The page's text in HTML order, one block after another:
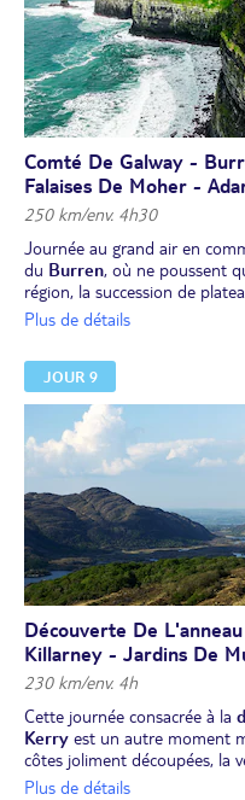
Comté De Galway -
Falaises De Moher -
250 km/env. 4h30
Journée au grand air en
du Burren, où ne poussent
région, la succession de
à des paysages quasi
alimentaire. Au programme :
démonstration du processus
dans le temps en suivant le
aussi connu sous le nom de
feasa” en gaélique. Puis,
gigantesque soulèvement
fait face à la mer.
Déjeuner.
Après le repas, départ pour le
avec ses maisons aux toits de
Installation pour 2 nuits dans
Dîner. Nuit à l'hôtel.
Plus de détails
JOUR 9
Découverte De
Killarney - Jardins De
230 km/env. 4h
Cette journée consacrée à la
Kerry est un autre moment
côtes joliment découpées, la
aux couleurs vives visibles à
Plus de détails